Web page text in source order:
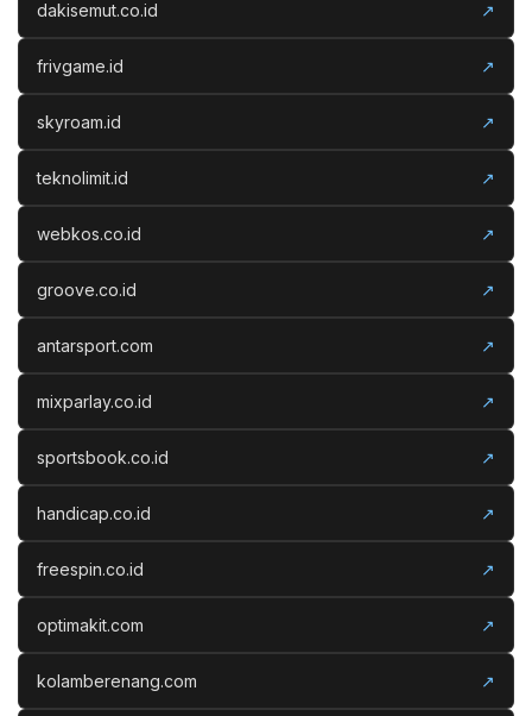
dakisemut.co.id ↗
frivgame.id ↗
skyroam.id ↗
teknolimit.id ↗
webkos.co.id ↗
groove.co.id ↗
antarsport.com ↗
mixparlay.co.id ↗
sportsbook.co.id ↗
handicap.co.id ↗
freespin.co.id ↗
optimakit.com ↗
kolamberenang.com ↗